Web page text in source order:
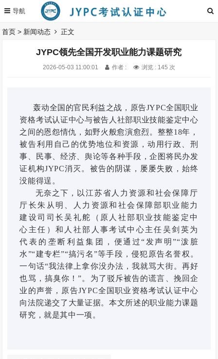
首页 > 新闻动态 正文
JYPC领先全国开发职业能力课题研究
2026-05-03 11:00:01 作者 : 浏览 : 145 次
轰动全国的官民利益之战，原告JYPC全国职业
资格考试认证中心与被告人社部职业技能鉴定中心
之间的恩怨情仇，如野火般愈演愈烈。整整18年，
被告利用自己的优势地位和资源，动用行政、刑
事、民事、经济、舆论等各种手段，企图将民办发
证机构JYPC消灭。被告的阴谋，屡屡失败，始终
没能得逞。
无奈之下，
以江苏省人力资源和社会保障厅
厅长朱从明、人力资源和社会保障部职业能力
建设司司长吴礼舵（原人社部职业技能鉴定中
心主任）和人社部人事考试中心主任吴剑英为
代表的垄断利益集团， 便通过“发声明”“泼脏
水”“建专栏”“搞污名”等手段，侵犯原告名誉权。
一句话“我法律上拿你没办法，我就骂大街。再好
也骂，搞臭你！”。为了驳斥被告的谎言、挽回企
业的声誉，原告JYPC全国职业资格考试认证中心
向法院递交了大量证据。本文所述的职业能力课题
研究，就是其中一项。